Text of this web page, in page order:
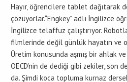
Hayır, öğrencilere tablet dağıtarak
çözüyorlar.“Engkey” adlı İngilizce
İngilizce telaffuz çalıştırıyor.
filmlerinde değil günlük hayatın ve
Üretim konusunda aşmış bir ahlak
OECD’nin de dediği gibi zekiler, son
da. Şimdi koca topluma kurnaz